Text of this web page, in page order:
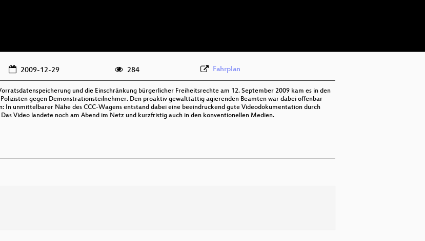
2009-12-29 284 Fahrplan
und die Einschränkung bürgerlicher Freiheitsrechte am 12. September 2009 kam es in den
gegen Demonstrationsteilnehmer. Den proaktiv gewalttättig agierenden Beamten war dabei offenbar
In unmittelbarer Nähe des CCC-Wagens entstand dabei eine beeindruckend gute Videodokumentation durch
Video landete noch am Abend im Netz und kurzfristig auch in den konventionellen Medien.